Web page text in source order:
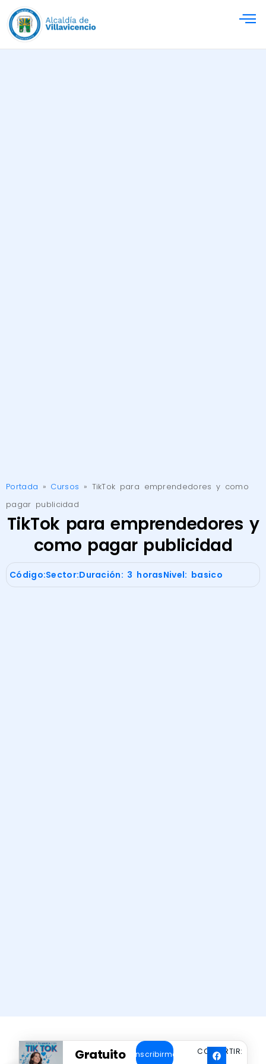
Portada » Cursos » TikTok para emprendedores y como
pagar publicidad
TikTok para emprendedores y
como pagar publicidad
Código:Sector:Duración: 3 horasNivel: basico
Gratuito Inscribirme COMPARTIR: